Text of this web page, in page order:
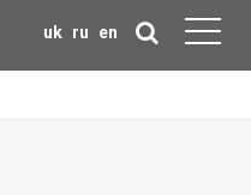
uk ru en